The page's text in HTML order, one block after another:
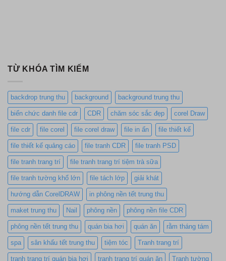
TỪ KHÓA TÌM KIẾM
backdrop trung thu background background trung thu
biển chức danh file cdr CDR chăm sóc sắc đẹp corel Draw
file cdr file corel file corel draw file in ấn file thiết kế
file thiết kế quảng cáo file tranh CDR file tranh PSD
file tranh trang trí file tranh trang trí tiệm trà sữa
file tranh tường khổ lớn file tách lớp giải khát
hướng dẫn CorelDRAW in phông nền tết trung thu
maket trung thu Nail phông nền phông nền file CDR
phông nền tết trung thu quán bia hơi quán ăn rằm tháng tám
spa sân khấu tết trung thu tiệm tóc Tranh trang trí
tranh trang trí quán bia hơi tranh trang trí quán ăn Tranh tường